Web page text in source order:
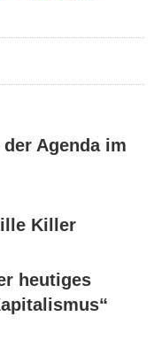
Agenda im
Killer
heutiges